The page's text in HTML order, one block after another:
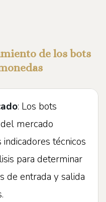
de los bots
: Los bots
mercado
técnicos
para determinar
de entrada y salida